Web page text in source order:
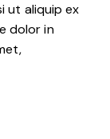
ut aliquip ex
dolor in